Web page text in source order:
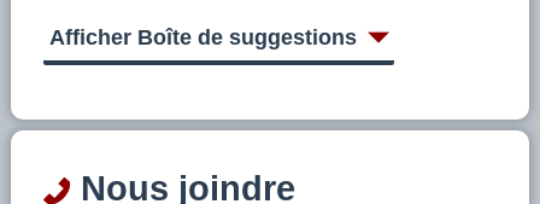
Afficher Boîte de suggestions
Nous joindre